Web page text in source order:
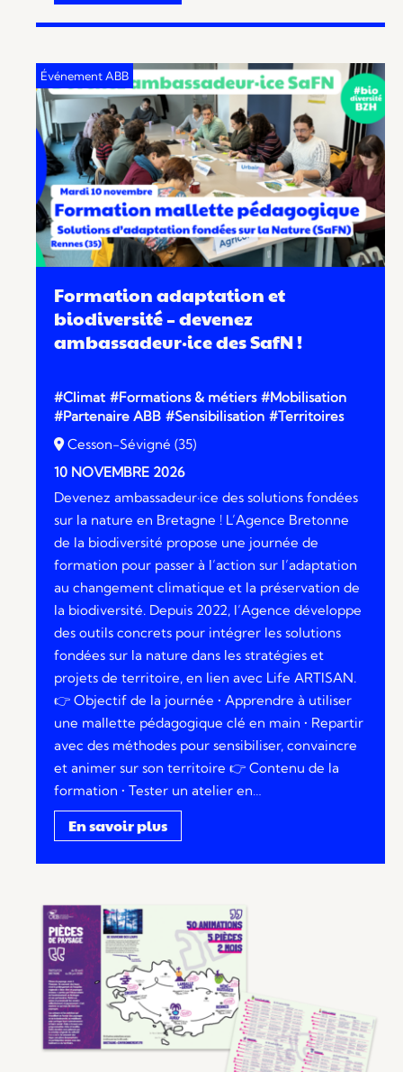
Formation adaptation et
biodiversité – devenez
ambassadeur·ice des SafN !
#Climat #Formations & métiers #Mobilisation
#Partenaire ABB #Sensibilisation #Territoires
Cesson-Sévigné (35)
10 NOVEMBRE 2026
Devenez ambassadeur·ice des solutions fondées
sur la nature en Bretagne ! L’Agence Bretonne
de la biodiversité propose une journée de
formation pour passer à l’action sur l’adaptation
au changement climatique et la préservation de
la biodiversité. Depuis 2022, l’Agence développe
des outils concrets pour intégrer les solutions
fondées sur la nature dans les stratégies et
projets de territoire, en lien avec Life ARTISAN.
👉 Objectif de la journée • Apprendre à utiliser
une mallette pédagogique clé en main • Repartir
avec des méthodes pour sensibiliser, convaincre
et animer sur son territoire 👉 Contenu de la
formation • Tester un atelier en…
En savoir plus